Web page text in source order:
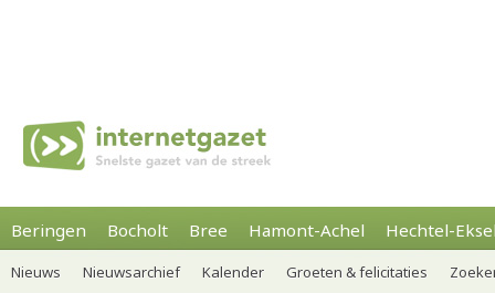
Beringen Bocholt Bree Hamont-Achel Hechtel-
Nieuws Nieuwsarchief Kalender Groeten & felicitaties